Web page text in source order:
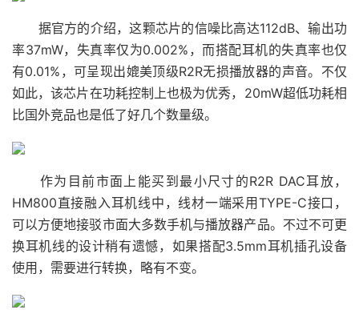
据官方的介绍，这颗芯片的信噪比高达112dB、输出功
率37mW，失真率仅为0.002%，而搭配耳机的失真率也仅
有0.01%，可呈现出媲美顶级R2R无损播放器的声音。不仅
如此，该芯片在功耗控制上也极为优秀，20mW超低功耗相
比国外竞品也是低了好几个数量级。
作为目前市面上能买到最小尺寸的R2R DAC耳放，
HM800直接融入耳机线中，线材一端采用TYPE-C接口，
可以方便地接驳市面大多数手机与播放器产品。不过不可更
换耳机线的设计稍有遗憾，如果搭配3.5mm耳机插孔设备
使用，需要进行转换，略有不变。